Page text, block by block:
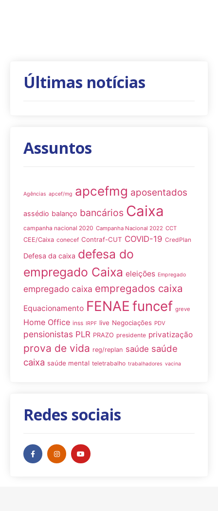
Últimas notícias
Assuntos
Agências apcef/mg apcefmg aposentados
assédio balanço bancários Caixa
campanha nacional 2020 Campanha Nacional 2022 CCT
CEE/Caixa conecef Contraf-CUT COVID-19 CredPlan
Defesa da caixa defesa do
empregado Caixa eleições Empregado
empregado caixa empregados caixa
Equacionamento FENAE funcef greve
Home Office inss IRPF live Negociações PDV
pensionistas PLR PRAZO presidente privatização
prova de vida reg/replan saúde saúde
caixa saúde mental teletrabalho trabalhadores vacina
Redes sociais